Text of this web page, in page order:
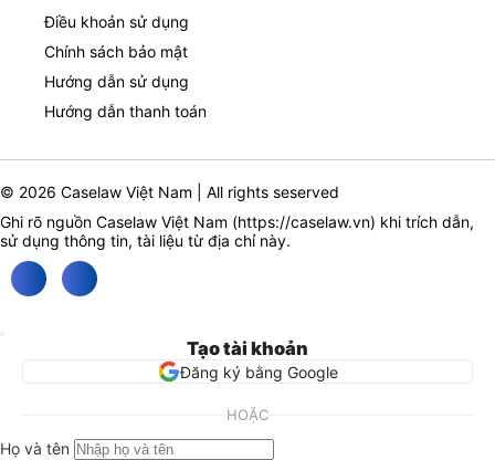
Điều khoản sử dụng
Chính sách bảo mật
Hướng dẫn sử dụng
Hướng dẫn thanh toán
© 2026 Caselaw Việt Nam | All rights seserved
Ghi rõ nguồn Caselaw Việt Nam (https://caselaw.vn) khi trích dẫn,
sử dụng thông tin, tài liệu từ địa chỉ này.
Tạo tài khoản
Đăng ký bằng Google
HOẶC
Họ và tên